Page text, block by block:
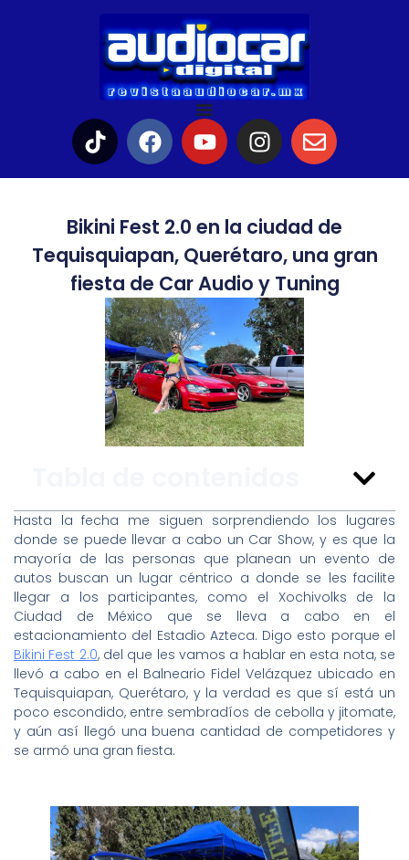
Bikini Fest 2.0 en la ciudad de
Tequisquiapan, Querétaro, una gran
fiesta de Car Audio y Tuning
Hasta la fecha me siguen sorprendiendo los lugares
donde se puede llevar a cabo un Car Show, y es que la
mayoría de las personas que planean un evento de
autos buscan un lugar céntrico a donde se les facilite
llegar a los participantes, como el Xochivolks de la
Ciudad de México que se lleva a cabo en el
estacionamiento del Estadio Azteca. Digo esto porque el
Bikini Fest 2.0, del que les vamos a hablar en esta nota, se
llevó a cabo en el Balneario Fidel Velázquez ubicado en
Tequisquiapan, Querétaro, y la verdad es que sí está un
poco escondido, entre sembradíos de cebolla y jitomate,
y aún así llegó una buena cantidad de competidores y
se armó una gran fiesta.